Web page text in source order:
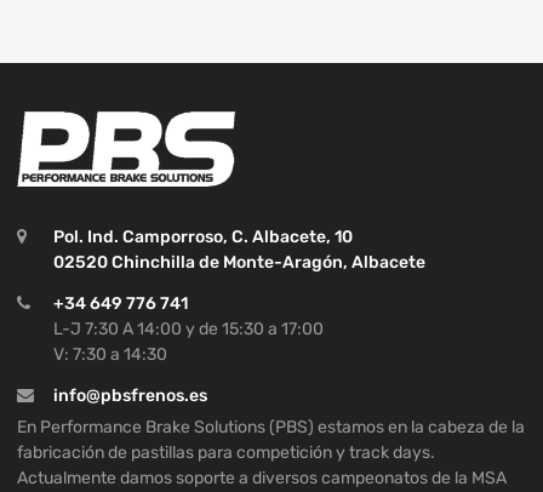
Pol. Ind. Camporroso, C. Albacete, 10
02520 Chinchilla de Monte-Aragón, Albacete
+34 649 776 741
L-J 7:30 A 14:00 y de 15:30 a 17:00
V: 7:30 a 14:30
info@pbsfrenos.es
En Performance Brake Solutions (PBS) estamos en la cabeza de la
fabricación de pastillas para competición y track days.
Actualmente damos soporte a diversos campeonatos de la MSA